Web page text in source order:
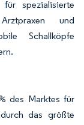
spezialisierte
und
Schallköpfe
des Marktes für
das größte